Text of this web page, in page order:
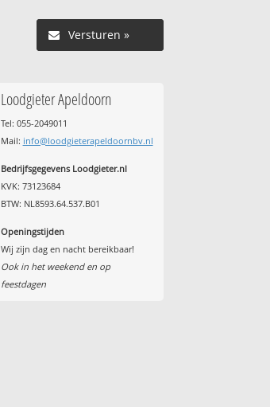
Versturen »
Loodgieter Apeldoorn
Tel: 055-2049011
Mail: info@loodgieterapeldoornbv.nl
Bedrijfsgegevens Loodgieter.nl
KVK: 73123684
BTW: NL8593.64.537.B01
Openingstijden
Wij zijn dag en nacht bereikbaar!
Ook in het weekend en op
feestdagen